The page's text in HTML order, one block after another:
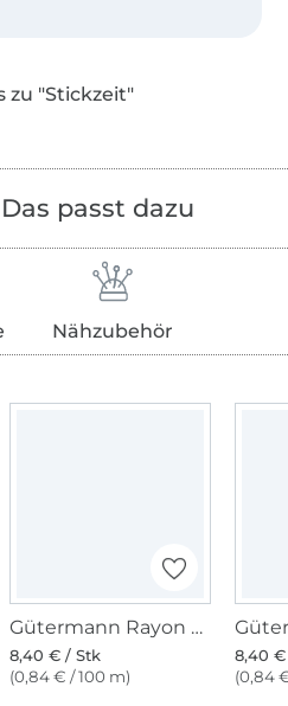
und Herzblut für
von meinem
bevor sie in den
zu "Stickzeit"
passt dazu
Nähzubehör
Gütermann Rayon 40 Maschinenstickgarn 1000 m, blau
8,40 € / Stk
(0,84 € / 100 m)
8,40
(0,84